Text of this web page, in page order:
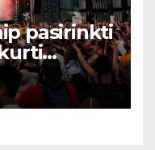
pasirinkti